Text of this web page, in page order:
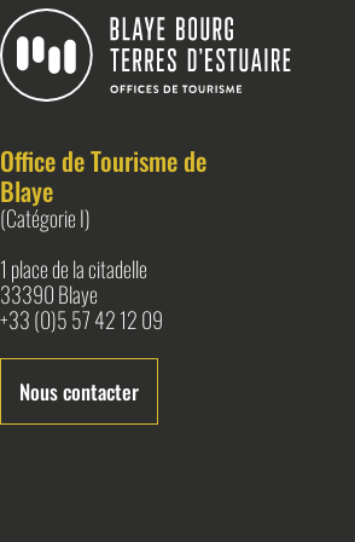
Office de Tourisme de
Blaye
(Catégorie I)
1 place de la citadelle
33390 Blaye
+33 (0)5 57 42 12 09
Nous contacter